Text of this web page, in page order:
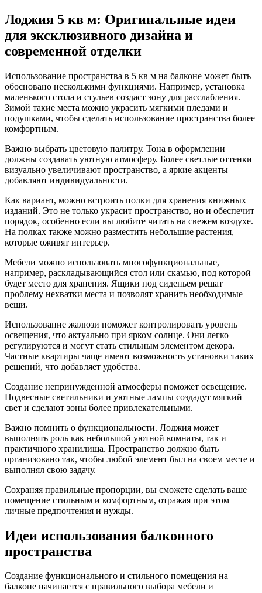
Лоджия 5 кв м: Оригинальные идеи
для эксклюзивного дизайна и
современной отделки
Использование пространства в 5 кв м на балконе может быть
обосновано несколькими функциями. Например, установка
маленького стола и стульев создаст зону для расслабления.
Зимой такие места можно украсить мягкими пледами и
подушками, чтобы сделать использование пространства более
комфортным.
Важно выбрать цветовую палитру. Тона в оформлении
должны создавать уютную атмосферу. Более светлые оттенки
визуально увеличивают пространство, а яркие акценты
добавляют индивидуальности.
Как вариант, можно встроить полки для хранения книжных
изданий. Это не только украсит пространство, но и обеспечит
порядок, особенно если вы любите читать на свежем воздухе.
На полках также можно разместить небольшие растения,
которые оживят интерьер.
Мебели можно использовать многофункциональные,
например, раскладывающийся стол или скамью, под которой
будет место для хранения. Ящики под сиденьем решат
проблему нехватки места и позволят хранить необходимые
вещи.
Использование жалюзи поможет контролировать уровень
освещения, что актуально при ярком солнце. Они легко
регулируются и могут стать стильным элементом декора.
Частные квартиры чаще имеют возможность установки таких
решений, что добавляет удобства.
Создание непринужденной атмосферы поможет освещение.
Подвесные светильники и уютные лампы создадут мягкий
свет и сделают зоны более привлекательными.
Важно помнить о функциональности. Лоджия может
выполнять роль как небольшой уютной комнаты, так и
практичного хранилища. Пространство должно быть
организовано так, чтобы любой элемент был на своем месте и
выполнял свою задачу.
Сохраняя правильные пропорции, вы сможете сделать ваше
помещение стильным и комфортным, отражая при этом
личные предпочтения и нужды.
Идеи использования балконного
пространства
Создание функционального и стильного помещения на
балконе начинается с правильного выбора мебели и